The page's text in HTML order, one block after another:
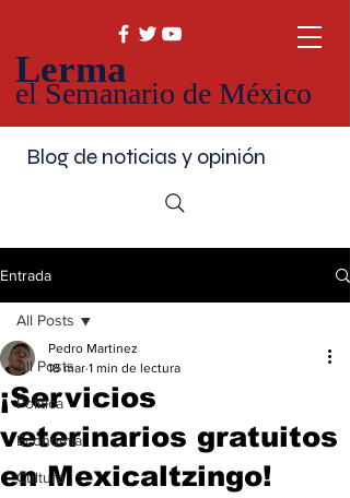
Lerma
el Semanario de México
Blog de noticias y opinión
Entrada
All Posts
Política
Economía
Cultura
All Posts
¡Servicios
veterinarios gratuitos
en Mexicaltzingo!
Pedro Martinez
18 mar 1 min de lectura